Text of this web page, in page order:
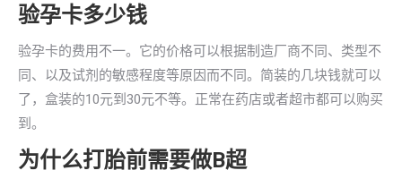
验孕卡多少钱
验孕卡的费用不一。它的价格可以根据制造厂商不同、类型不
同、以及试剂的敏感程度等原因而不同。简装的几块钱就可以
了，盒装的10元到30元不等。正常在药店或者超市都可以购买
到。
为什么打胎前需要做B超